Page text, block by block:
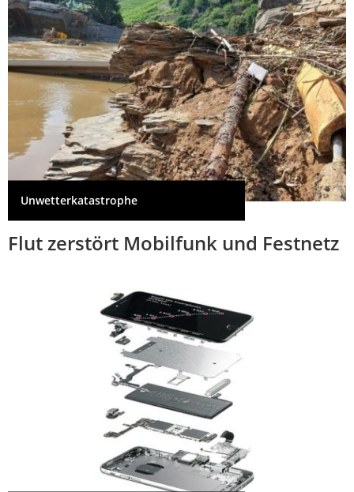
Unwetterkatastrophe
Flut zerstört Mobilfunk und Festnetz